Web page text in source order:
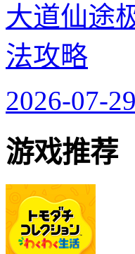
大道仙途
法攻略
2026-07-29
游戏推荐